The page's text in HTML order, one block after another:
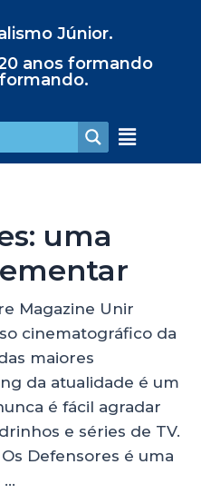
Júnior.
anos formando
uma
Magazine Unir
cinematográfico da
maiores
da atualidade é um
é fácil agradar
e séries de TV.
Defensores é uma
…